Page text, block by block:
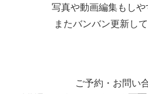
写真や動画編集もし
またバンバン更新し
ご予約・お問い